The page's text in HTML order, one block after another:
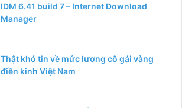
IDM 6.41 build 7 – Internet Download
Manager
Thật khó tin về mức lương cô gái vàng
điền kinh Việt Nam